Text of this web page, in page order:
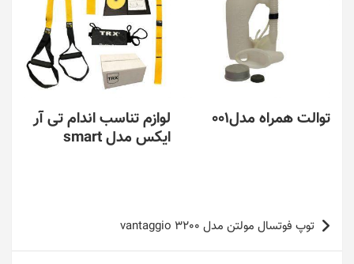
توالت همراه مدل001
لوازم تناسب اندام تی آر
ایکس مدل smart
راهبری
نوشته
توپ فوتسال مولتن مدل vantaggio 3200